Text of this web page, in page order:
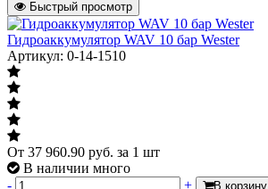
Быстрый просмотр
Гидроаккумулятор WAV 10 бар Wester
Артикул: 0-14-1510
От 37 960.90 руб. за 1 шт
В наличии много
-
+ В корзину